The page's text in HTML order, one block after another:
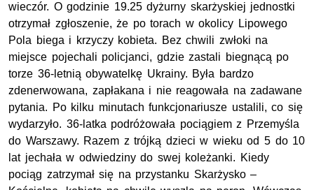
wieczór. O godzinie 19.25 dyżurny skarżyskiej jednostki
otrzymał zgłoszenie, że po torach w okolicy Lipowego
Pola biega i krzyczy kobieta. Bez chwili zwłoki na
miejsce pojechali policjanci, gdzie zastali biegnącą po
torze 36-letnią obywatelkę Ukrainy. Była bardzo
zdenerwowana, zapłakana i nie reagowała na zadawane
pytania. Po kilku minutach funkcjonariusze ustalili, co się
wydarzyło. 36-latka podróżowała pociągiem z Przemyśla
do Warszawy. Razem z trójką dzieci w wieku od 5 do 10
lat jechała w odwiedziny do swej koleżanki. Kiedy
pociąg zatrzymał się na przystanku Skarżysko –